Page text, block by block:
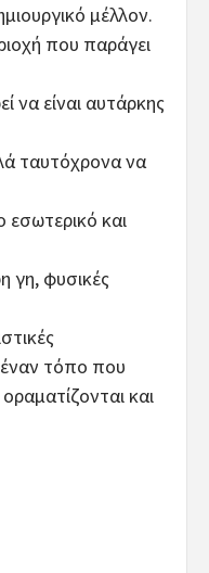
μέλλον.
που παράγει
να είναι αυτάρκης
ταυτόχρονα να
εσωτερικό και
γη, φυσικές
έναν τόπο που
και